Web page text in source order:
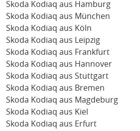
Skoda Kodiaq aus Hamburg
Skoda Kodiaq aus München
Skoda Kodiaq aus Köln
Skoda Kodiaq aus Leipzig
Skoda Kodiaq aus Frankfurt
Skoda Kodiaq aus Hannover
Skoda Kodiaq aus Stuttgart
Skoda Kodiaq aus Bremen
Skoda Kodiaq aus Magdeburg
Skoda Kodiaq aus Kiel
Skoda Kodiaq aus Erfurt